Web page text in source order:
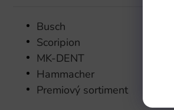
Busch
Scoripion
MK-DENT
Hammacher
Premiový sortiment